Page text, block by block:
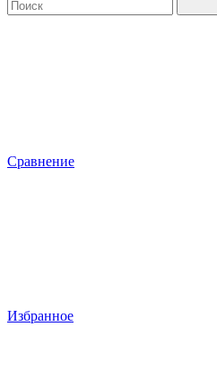
Сравнение
Избранное